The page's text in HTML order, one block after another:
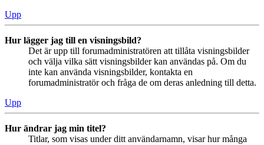
Upp
Hur lägger jag till en visningsbild?
Det är upp till forumadministratören att tillåta visningsbilder
och välja vilka sätt visningsbilder kan användas på. Om du
inte kan använda visningsbilder, kontakta en
forumadministratör och fråga de om deras anledning till detta.
Upp
Hur ändrar jag min titel?
Titlar, som visas under ditt användarnamn, visar hur många